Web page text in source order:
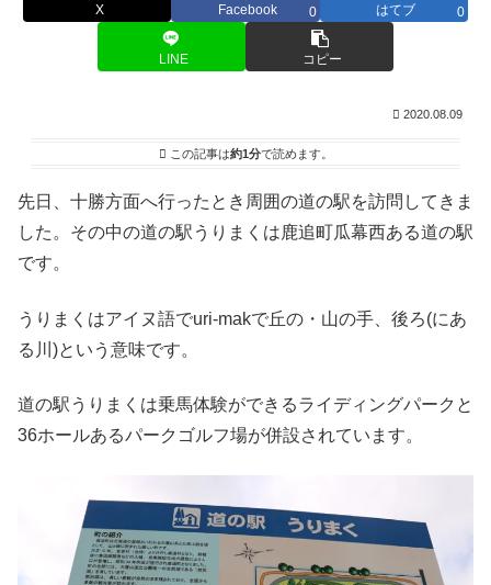
X Facebook 0 はてブ 0
LINE コピー
2020.08.09
この記事は約1分で読めます。
先日、十勝方面へ行ったとき周囲の道の駅を訪問してきま
した。その中の道の駅うりまくは鹿追町瓜幕西ある道の駅
です。
うりまくはアイヌ語でuri-makで丘の・山の手、後ろ(にあ
る川)という意味です。
道の駅うりまくは乗馬体験ができるライディングパークと
36ホールあるパークゴルフ場が併設されています。